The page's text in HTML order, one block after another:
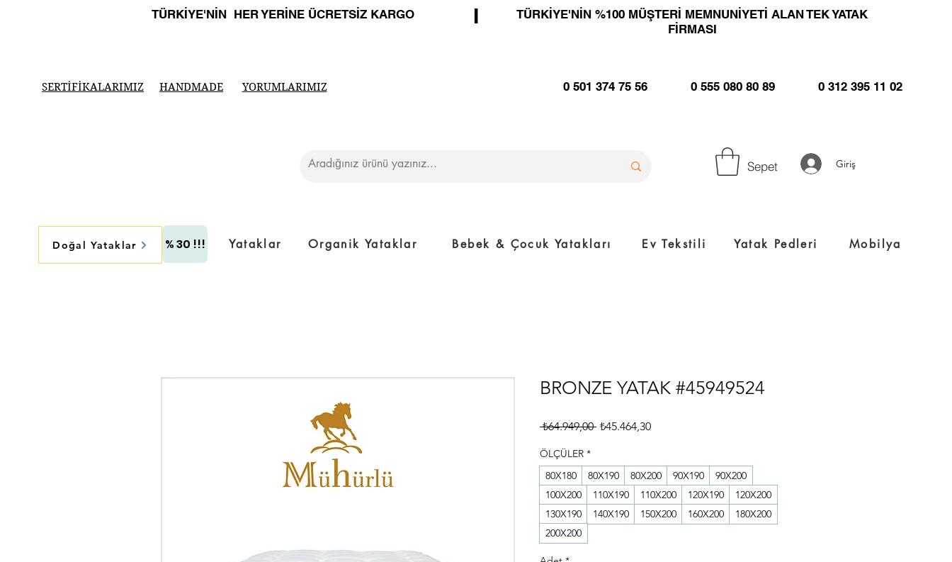
TÜRKİYE'NİN HER YERİNE ÜCRETSİZ KARGO
TÜRKİYE'NİN %100 MÜŞTERİ MEMNUNİYETİ ALAN TEK YATAK
FİRMASI
I
SERTİFİKALARIMIZ HANDMADE YORUMLARIMIZ 0 501 374 75 56 0 555 080 80 89 0 312 395 11 02
Sepet Giriş
Doğal Yataklar % 30 !!! Yataklar Organik Yataklar Bebek & Çocuk Yatakları Ev Tekstili Yatak Pedleri Mobilya
BRONZE YATAK #45949524
₺64.949,00 Normal
₺45.464,30İndirimli
ÖLÇÜLER *
80X180
80X190 80X200 90X190
90X200
100X200
110X190 110X200 120X190
120X200
130X190
140X190 150X200 160X200
180X200
200X200